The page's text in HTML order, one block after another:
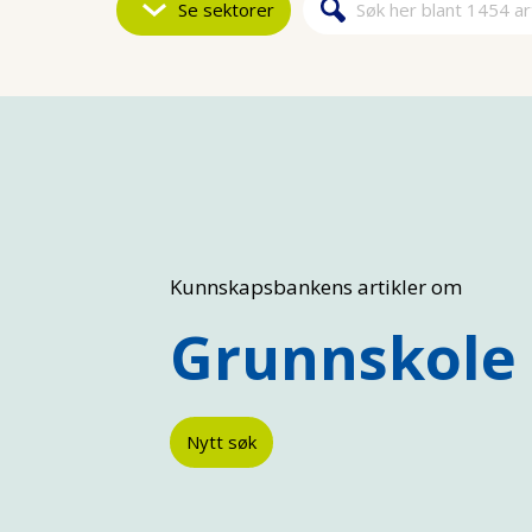
Se sektorer Søk
Kunnskapsbankens artikler om
Grunnskole
Nytt søk